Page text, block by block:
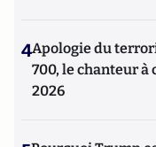
4Apologie du
700, le chanteur à
2026